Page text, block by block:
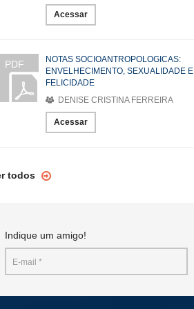
Acessar
PDF
NOTAS SOCIOANTROPOLOGICAS:
ENVELHECIMENTO, SEXUALIDADE E
FELICIDADE
DENISE CRISTINA FERREIRA
Acessar
todos
Indique um amigo!